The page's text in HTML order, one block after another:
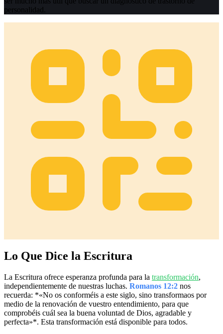
personalidad.
Lo Que Dice la Escritura
La Escritura ofrece esperanza profunda para la transformación,
independientemente de nuestras luchas. Romanos 12:2 nos
recuerda: *«No os conforméis a este siglo, sino transformaos por
medio de la renovación de vuestro entendimiento, para que
comprobéis cuál sea la buena voluntad de Dios, agradable y
perfecta»*. Esta transformación está disponible para todos.